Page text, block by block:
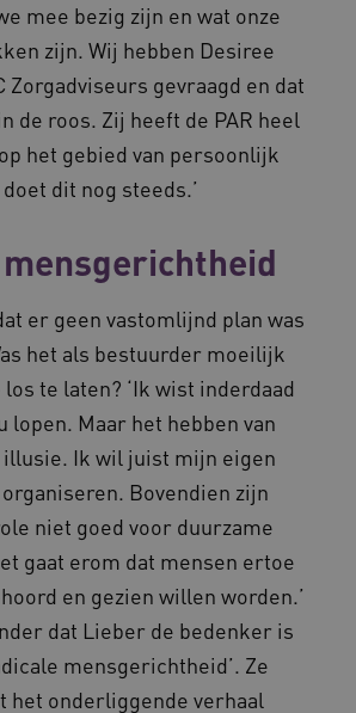
mee bezig zijn en wat onze
zijn. Wij hebben Desiree
Zorgadviseurs gevraagd en dat
de roos. Zij heeft de PAR heel
het gebied van persoonlijk
dit nog steeds.’
er geen vastomlijnd plan was
het als bestuurder moeilijk
te laten? ‘Ik wist inderdaad
lopen. Maar het hebben van
Ik wil juist mijn eigen
Bovendien zijn
niet goed voor duurzame
gaat erom dat mensen ertoe
en gezien willen worden.’
dat Lieber de bedenker is
mensgerichtheid’. Ze
het onderliggende verhaal
vilans.blueconic.net
ROLLOUT_TOKEN .youtube.com
Microsoft Corporation
.waardigheidentrots.nl
CookieScript
www.waardigheidentrots.nl
Amazon.com Inc.
m906.waardigheidentrots.nl
Google Privacy Policy